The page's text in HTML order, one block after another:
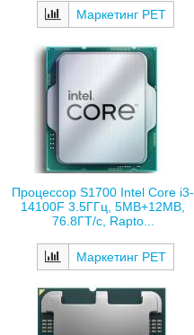
Маркетинг РЕТ
Процессор S1700 Intel Core i3-
14100F 3.5ГГц, 5MB+12MB,
76.8ГТ/с, Rapto...
Маркетинг РЕТ